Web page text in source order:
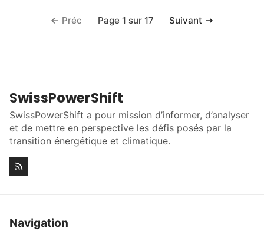
Préc Page 1 sur 17 Suivant
SwissPowerShift
SwissPowerShift a pour mission d’informer, d’analyser
et de mettre en perspective les défis posés par la
transition énergétique et climatique.
Navigation